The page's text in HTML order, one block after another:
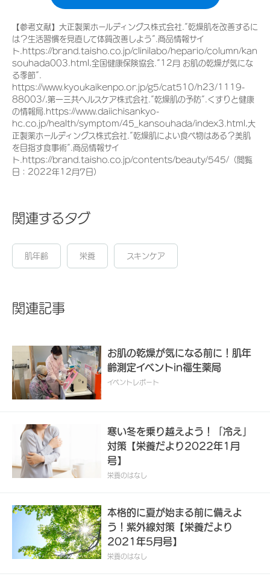
【参考文献】大正製薬ホールディングス株式会社.”乾燥肌を改善するに
は？生活習慣を見直して体質改善しよう”.商品情報サイ
ト.https://brand.taisho.co.jp/clinilabo/hepario/column/kan
souhada003.html,全国健康保険協会.”12月 お肌の乾燥が気にな
る季節”.
https://www.kyoukaikenpo.or.jp/g5/cat510/h23/1119-
88003/,第一三共ヘルスケア株式会社.”乾燥肌の予防”.くすりと健康
の情報局.https://www.daiichisankyo-
hc.co.jp/health/symptom/45_kansouhada/index3.html,大
正製薬ホールディングス株式会社.”乾燥肌によい食べ物はある？美肌
を目指す食事術”.商品情報サイ
ト.https://brand.taisho.co.jp/contents/beauty/545/（閲覧
日：2022年12月7日）
関連するタグ
肌年齢 栄養 スキンケア
関連記事
お肌の乾燥が気になる前に！肌年
齢測定イベントin福生薬局
イベントレポート
寒い冬を乗り越えよう！「冷え」
対策【栄養だより2022年1月
号】
栄養のはなし
本格的に夏が始まる前に備えよ
う！紫外線対策【栄養だより
2021年5月号】
栄養のはなし